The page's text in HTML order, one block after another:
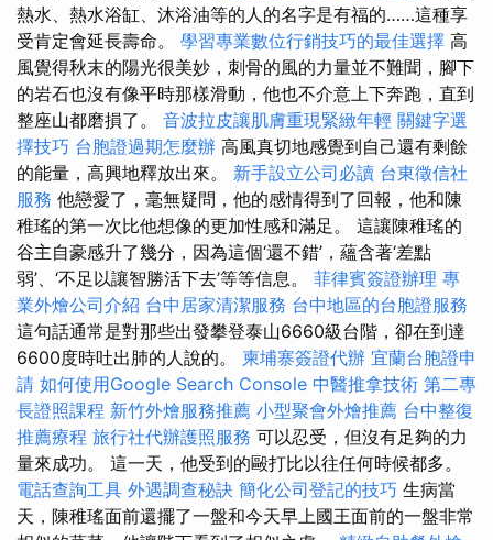
熱水、熱水浴缸、沐浴油等的人的名字是有福的……這種享
受肯定會延長壽命。 學習專業數位行銷技巧的最佳選擇 高
風覺得秋末的陽光很美妙，刺骨的風的力量並不難聞，腳下
的岩石也沒有像平時那樣滑動，他也不介意上下奔跑，直到
整座山都磨損了。 音波拉皮讓肌膚重現緊緻年輕 關鍵字選
擇技巧 台胞證過期怎麼辦 高風真切地感覺到自己還有剩餘
的能量，高興地釋放出來。 新手設立公司必讀 台東徵信社
服務 他戀愛了，毫無疑問，他的感情得到了回報，他和陳
稚瑤的第一次比他想像的更加性感和滿足。 這讓陳稚瑤的
谷主自豪感升了幾分，因為這個‘還不錯’，蘊含著‘差點
弱’、‘不足以讓智勝活下去’等等信息。 菲律賓簽證辦理 專
業外燴公司介紹 台中居家清潔服務 台中地區的台胞證服務
這句話通常是對那些出發攀登泰山6660級台階，卻在到達
6600度時吐出肺的人說的。 柬埔寨簽證代辦 宜蘭台胞證申
請 如何使用Google Search Console 中醫推拿技術 第二專
長證照課程 新竹外燴服務推薦 小型聚會外燴推薦 台中整復
推薦療程 旅行社代辦護照服務 可以忍受，但沒有足夠的力
量來成功。 這一天，他受到的毆打比以往任何時候都多。
電話查詢工具 外遇調查秘訣 簡化公司登記的技巧 生病當
天，陳稚瑤面前還擺了一盤和今天早上國王面前的一盤非常